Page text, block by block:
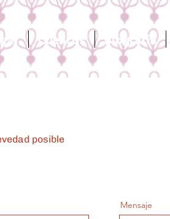
Cuentos Biografía
posible
Mensaje